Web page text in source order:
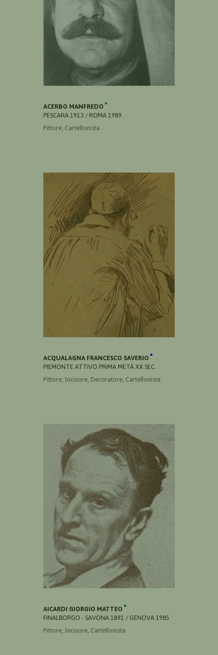
ACERBO MANFREDO
PESCARA 1913 / ROMA 1989
Pittore, Cartellonista
ACQUALAGNA FRANCESCO SAVERIO
PIEMONTE ATTIVO PRIMA METÀ XX SEC.
Pittore, Incisore, Decoratore, Cartellonista
AICARDI GIORGIO MATTEO
FINALBORGO - SAVONA 1891 / GENOVA 1985
Pittore, Incisore, Cartellonista